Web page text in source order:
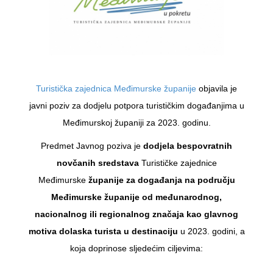
Turistička zajednica Međimurske županije objavila je
javni poziv za dodjelu potpora turističkim događanjima u
Međimurskoj županiji za 2023. godinu.
Predmet Javnog poziva je dodjela bespovratnih
novčanih sredstavaTurističke zajednice
Međimurske županije za događanja na području
Međimurske županije od međunarodnog,
nacionalnog ili regionalnog značaja kao glavnog
motiva dolaska turista u destinaciju u 2023. godini, a
koja doprinose sljedećim ciljevima: